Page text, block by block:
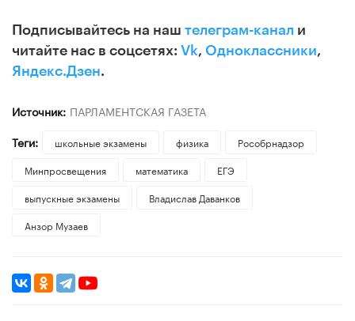
Подписывайтесь на наш телеграм-канал и
читайте нас в соцсетях: Vk, Одноклассники,
Яндекс.Дзен.
Источник: ПАРЛАМЕНТСКАЯ ГАЗЕТА
Теги:
школьные экзамены физика
Рособрнадзор
Минпросвещения
математика
ЕГЭ
выпускные экзамены
Владислав Даванков
Анзор Музаев